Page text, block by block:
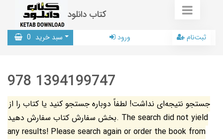
کتاب دانلود
سبد خرید 0 ورود ثبت‌نام
978 1394199747
جستجو نتیجه‌ای نداشت! لطفاً دوباره جستجو کنید یا کتاب را از
بخش سفارش کتاب سفارش دهید. The search did not yield
any results! Please search again or order the book from